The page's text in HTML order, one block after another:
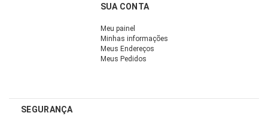
SUA CONTA
Meu painel
Minhas informações
Meus Endereços
Meus Pedidos
SEGURANÇA